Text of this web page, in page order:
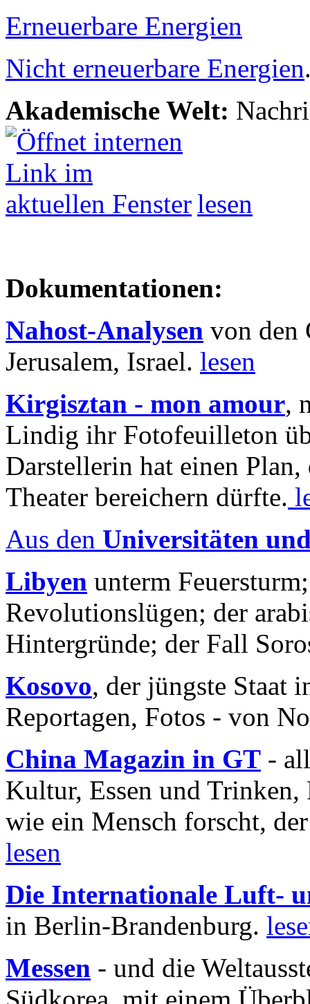
Erneuerbare Energien
Nicht erneuerbare Energien
Akademische Welt:
lesen
Dokumentationen:
Nahost-Analysen von den
Jerusalem, Israel. lesen
Kirgisztan - mon amour,
Lindig ihr Fotofeuilleton
Darstellerin hat einen Plan,
Theater bereichern dürfte.
Aus den Universitäten
Libyen unterm
Revolutionslügen; der
Hintergründe; der Fall
Kosovo, der jüngste Staat
Reportagen, Fotos - von
China Magazin in GT -
Kultur, Essen und
wie ein Mensch forscht,
lesen
Die Internationale Luft-
in Berlin-Brandenburg.
Messen - und die